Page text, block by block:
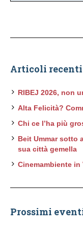
Articoli recenti
RIBEJ 2026, non
Alta Felicità?
Chi ce l’ha più
Beit Ummar sotto
sua città gemella
Cinemambiente in
Prossimi